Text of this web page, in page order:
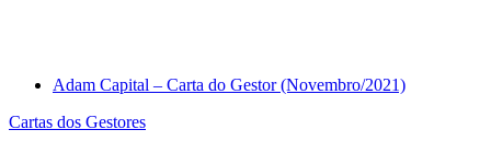
Adam Capital – Carta do Gestor (Novembro/2021)
Cartas dos Gestores